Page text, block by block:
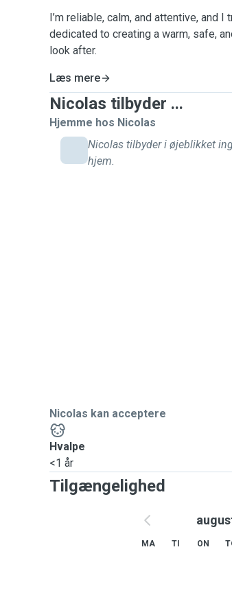
I’m reliable, calm, and attentive, and
dedicated to creating a warm, safe,
look after.
Læs mere
Nicolas tilbyder ...
Hjemme hos Nicolas
Nicolas tilbyder i øjeblikket
hjem.
Nicolas kan acceptere
Hvalpe
<1 år
Tilgængelighed
MA TI ON